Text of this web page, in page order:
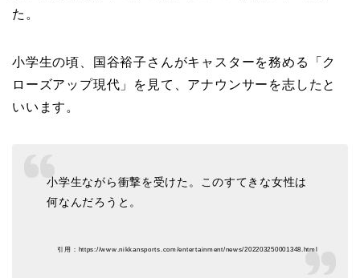
た。
小学生の頃、国谷裕子さんがキャスターを務める「ク
ローズアップ現代」を見て、アナウンサーを志したと
いいます。
小学生ながら衝撃を受けた。このすてきな女性は
何なんだろうと。
引用：https://www.nikkansports.com/entertainment/news/202203250001348.html